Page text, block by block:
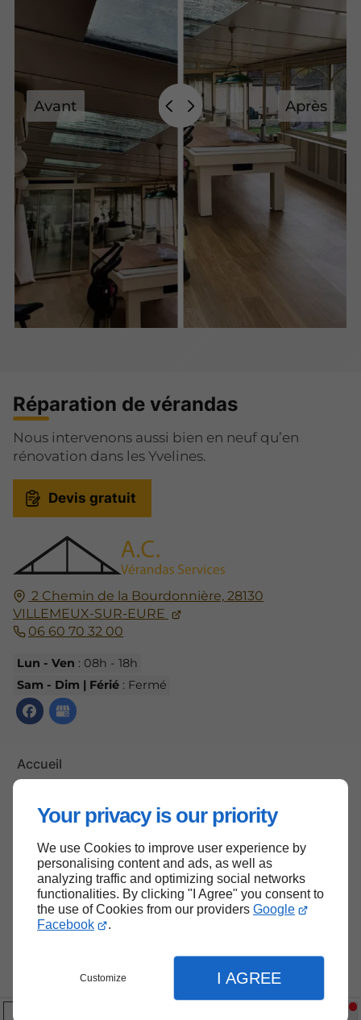
Your privacy is our priority
We use Cookies to improve user experience by
personalising content and ads, as well as
analyzing traffic and optimizing social networks
functionalities. By clicking "I Agree" you consent to
the use of Cookies from our providers Google
Facebook
.
Customize I AGREE
Avant Après
2 Chemin de la Bourdonnière, 28130
VILLEMEUX-SUR-EURE
06 60 70 32 00
Lun - Ven : 08h - 18h
Sam - Dim | Férié: Fermé
Accueil
Mentions légales
Plan du site
Réparation de vérandas
Nous intervenons aussi bien en neuf qu’en
rénovation dans les Yvelines.
Devis gratuit
Haut de page